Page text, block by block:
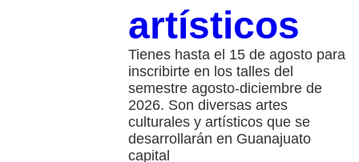
artísticos
Tienes hasta el 15 de agosto para
inscribirte en los talles del
semestre agosto-diciembre de
2026. Son diversas artes
culturales y artísticos que se
desarrollarán en Guanajuato
capital